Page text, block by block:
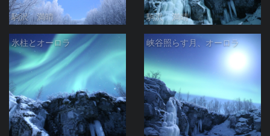
駒沢 満晴 駒沢 満晴
氷柱とオーロラ 峡谷照らす月、オーロラ